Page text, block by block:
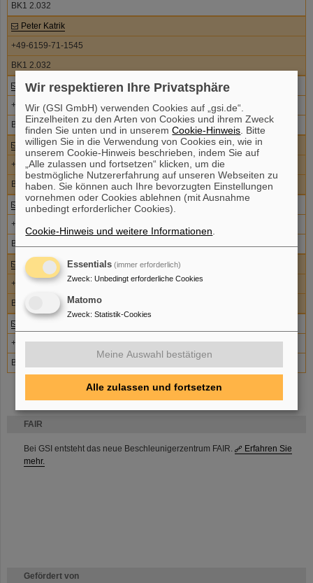
FAIR
Bei GSI entsteht das neue Beschleunigerzentrum FAIR.
Erfahren Sie
mehr.
Gefördert von
BK1 2.032
Peter Katrik
+49-6159-71-1545
BK1 2.032
Boris Batyy
+49-6159-71-1694
BK1 2.032
Peter Busch
+49-6159-71-1449
BK1 2.030
Jürgen Kocks
+49-6159-71-3319
BK1 2.029
James Rapheal
+49-6159-71-1957
BK1 2.029
+49-6159-71-1694
BK1 2.032
Wir respektieren Ihre Privatsphäre
Wir (GSI GmbH) verwenden Cookies auf „gsi.de“.
Einzelheiten zu den Arten von Cookies und ihrem Zweck
finden Sie unten und in unseremCookie-Hinweis . Bitte
willigen Sie in die Verwendung von Cookies ein, wie in
unserem Cookie-Hinweis beschrieben, indem Sie auf
„Alle zulassen und fortsetzen“ klicken, um die
bestmögliche Nutzererfahrung auf unseren Webseiten zu
haben. Sie können auch Ihre bevorzugten Einstellungen
vornehmen oder Cookies ablehnen (mit Ausnahme
unbedingt erforderlicher Cookies).
Cookie-Hinweis und weitere Informationen
Essentials (immer erforderlich)
Zweck: Unbedingt erforderliche Cookies
Matomo
Zweck: Statistik-Cookies
Meine Auswahl bestätigen
Alle zulassen und fortsetzen